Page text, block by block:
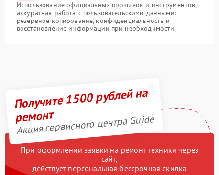
Использование официальных прошивок и инструментов,
аккуратная работа с пользовательскими данными:
резервное копирование, конфиденциальность и
восстановление информации при необходимости
Получите 1500 рублей на
ремонт
Акция сервисного центра Guide
При оформлении заявки на ремонт техники через
сайт,
действует персональная бессрочная скидка